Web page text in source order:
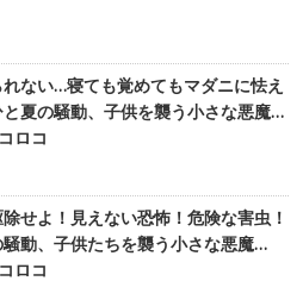
れない…寝ても覚めてもマダニに怯え
と夏の騒動、子供を襲う小さな悪魔…
ロコ
せよ！見えない恐怖！危険な害虫！
騒動、子供たちを襲う小さな悪魔…
ロコ